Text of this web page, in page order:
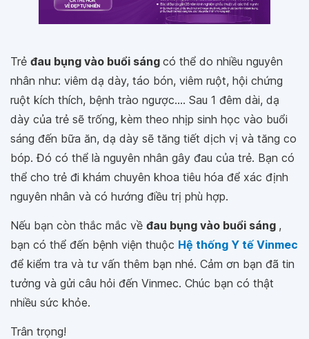
Trẻ đau bụng vào buổi sáng có thể do nhiều nguyên
nhân như: viêm dạ dày, táo bón, viêm ruột, hội chứng
ruột kích thích, bệnh trào ngược.... Sau 1 đêm dài, dạ
dày của trẻ sẽ trống, kèm theo nhịp sinh học vào buổi
sáng đến bữa ăn, dạ dày sẽ tăng tiết dịch vị và tăng co
bóp. Đó có thể là nguyên nhân gây đau của trẻ. Bạn có
thể cho trẻ đi khám chuyên khoa tiêu hóa để xác định
nguyên nhân và có hướng điều trị phù hợp.
Nếu bạn còn thắc mắc về đau bụng vào buổi sáng ,
bạn có thể đến bệnh viện thuộc Hệ thống Y tế Vinmec
để kiểm tra và tư vấn thêm bạn nhé. Cảm ơn bạn đã tin
tưởng và gửi câu hỏi đến Vinmec. Chúc bạn có thật
nhiều sức khỏe.
Trân trọng!